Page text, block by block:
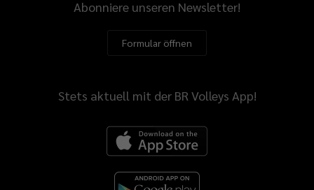
Abonniere unseren Newsletter!
Formular öffnen
Stets aktuell mit der BR Volleys App!